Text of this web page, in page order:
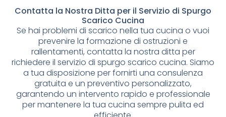
Contatta la Nostra Ditta per il Servizio di Spurgo
Scarico Cucina
Se hai problemi di scarico nella tua cucina o vuoi
prevenire la formazione di ostruzioni e
rallentamenti, contatta la nostra ditta per
richiedere il servizio di spurgo scarico cucina. Siamo
a tua disposizione per fornirti una consulenza
gratuita e un preventivo personalizzato,
garantendo un intervento rapido e professionale
per mantenere la tua cucina sempre pulita ed